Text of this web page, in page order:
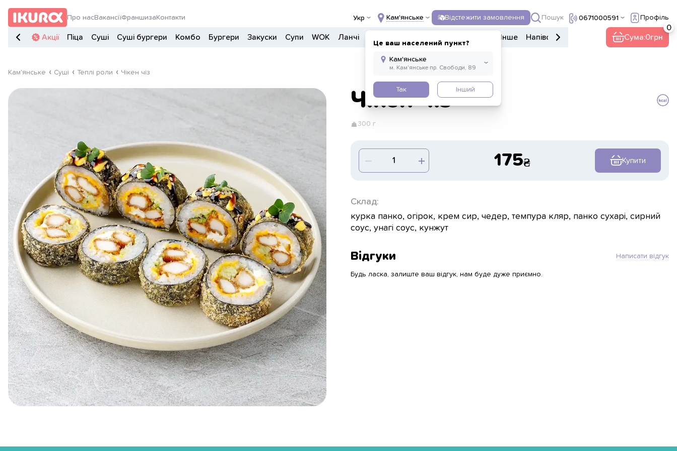
Про насВакансіїФраншиза Контакти Укр Кам'янське
Це ваш населений пункт?
Так Інший
Відстежити замовлення Пошук 0671000591 Профіль
Акції Піца Суші Суші бургери Комбо Бургери Закуски Супи WOK Ланчі Інше Напівфабрикати Food market
Сума:0
Кам'янське Суші Теплі роли Чікен чіз
Чікен чіз
300 г
175 Купити
Склад:
курка панко, огірок, крем сир, чедер, темпура кляр, панко сухарі, сирний
соус, унагі соус, кунжут
Відгуки Написати відгук
Будь ласка, залиште ваш відгук, нам буде дуже приємно.